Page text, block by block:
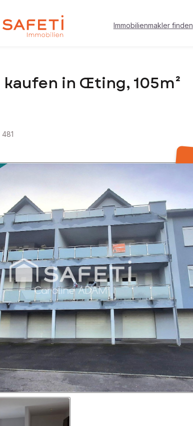
Immobilienmakler finden
in Œting, 105m²
481